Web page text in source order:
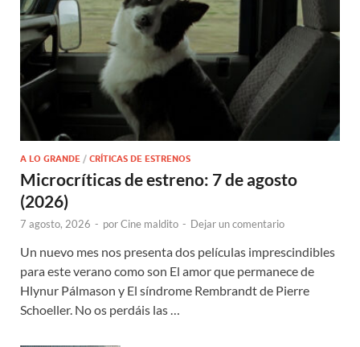
A LO GRANDE / CRÍTICAS DE ESTRENOS
Microcríticas de estreno: 7 de agosto
(2026)
7 agosto, 2026 - porCine maldito - Dejar un comentario
Un nuevo mes nos presenta dos películas imprescindibles
para este verano como son El amor que permanece de
Hlynur Pálmason y El síndrome Rembrandt de Pierre
Schoeller. No os perdáis las …